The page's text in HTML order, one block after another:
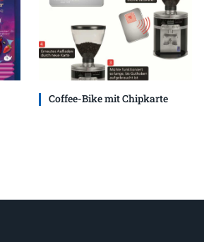
Coffee-Bike mit Chipkarte